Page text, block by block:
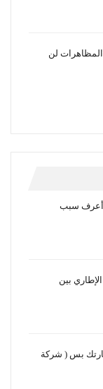
لن
أعرف سبب
بين
بس ( شركة